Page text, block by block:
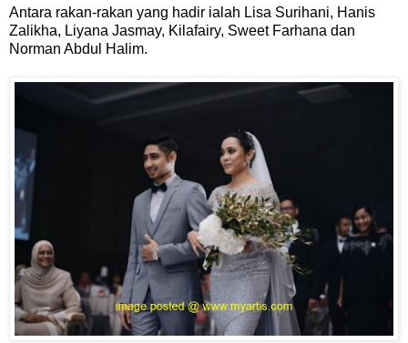
Antara rakan-rakan yang hadir ialah Lisa Surihani, Hanis
Zalikha, Liyana Jasmay, Kilafairy, Sweet Farhana dan
Norman Abdul Halim.